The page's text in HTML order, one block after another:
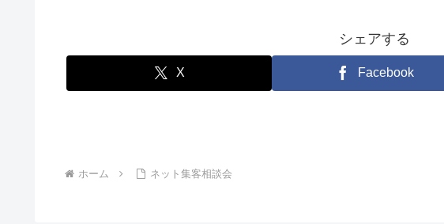
シェアする
X Facebook
ホーム ネット集客相談会